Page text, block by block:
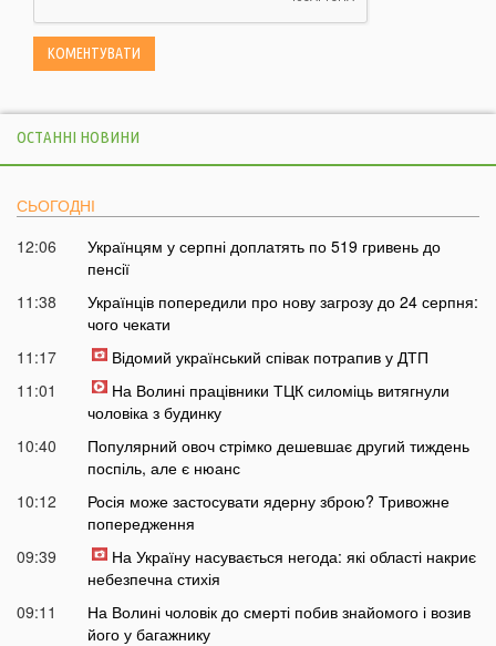
ОСТАННІ НОВИНИ
СЬОГОДНІ
12:06
Українцям у серпні доплатять по 519 гривень до
пенсії
11:38
Українців попередили про нову загрозу до 24 серпня:
чого чекати
11:17
Відомий український співак потрапив у ДТП
11:01
На Волині працівники ТЦК силоміць витягнули
чоловіка з будинку
10:40
Популярний овоч стрімко дешевшає другий тиждень
поспіль, але є нюанс
10:12
Росія може застосувати ядерну зброю? Тривожне
попередження
09:39
На Україну насувається негода: які області накриє
небезпечна стихія
09:11
На Волині чоловік до смерті побив знайомого і возив
його у багажнику